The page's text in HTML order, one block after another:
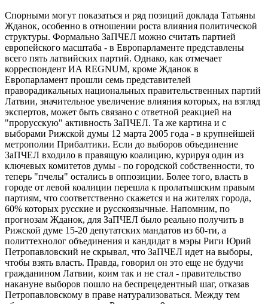
Спорными могут показаться и ряд позиций доклада Татьяны
Жданок, особенно в отношении роста влияния политической
структуры. Формально ЗаПЧЕЛ можно считать партией
европейского масштаба - в Европарламенте представлены
всего пять латвийских партий. Однако, как отмечает
корреспондент ИА REGNUM, кроме Жданок в
Европарламент прошли семь представителей
праворадикальных национальных правительственных партий
Латвии, значительное увеличение влияния которых, на взгляд
экспертов, может быть связано с ответной реакцией на
"прорусскую" активность ЗаПЧЕЛ. Та же картина и с
выборами Рижской думы 12 марта 2005 года - в крупнейшей
метрополии Прибалтики. Если до выборов объединение
ЗаПЧЕЛ входило в правящую коалицию, курируя один из
ключевых комитетов думы - по городской собственности, то
теперь "пчелы" остались в оппозиции. Более того, власть в
городе от левой коалиции перешла к пролатышским правым
партиям, что соответственно скажется и на жителях города,
60% которых русские и русскоязычные. Напомним, по
прогнозам Жданок, для ЗаПЧЕЛ было реально получить в
Рижской думе 15-20 депутатских мандатов из 60-ти, а
политтехнолог объединения и кандидат в мэры Риги Юрий
Петропавловский не скрывал, что ЗаПЧЕЛ идет на выборы,
чтобы взять власть. Правда, говорил он это еще не будучи
гражданином Латвии, коим так и не стал - правительство
накануне выборов пошло на беспрецедентный шаг, отказав
Петропавловскому в праве натурализоваться. Между тем